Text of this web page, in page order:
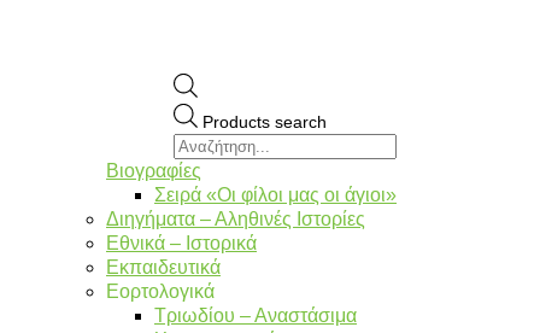
Products search
Βιογραφίες
Σειρά «Οι φίλοι μας οι άγιοι»
Διηγήματα – Αληθινές Ιστορίες
Εθνικά – Ιστορικά
Εκπαιδευτικά
Εορτολογικά
Τριωδίου – Αναστάσιμα